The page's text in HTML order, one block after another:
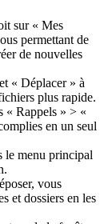
sur « Mes
permettant de
de nouvelles
« Déplacer » à
plus rapide.
« Rappels » > «
en un seul
le menu principal
vous
et dossiers en les